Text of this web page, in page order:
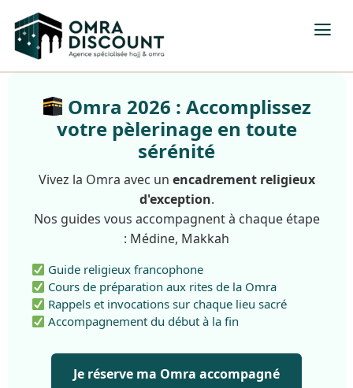
Omra 2026 : Accomplissez
votre pèlerinage en toute
sérénité
Vivez la Omra avec un encadrement religieux
d'exception.
Nos guides vous accompagnent à chaque étape
: Médine, Makkah
Guide religieux francophone
Cours de préparation aux rites de la Omra
Rappels et invocations sur chaque lieu sacré
Accompagnement du début à la fin
Je réserve ma Omra accompagné